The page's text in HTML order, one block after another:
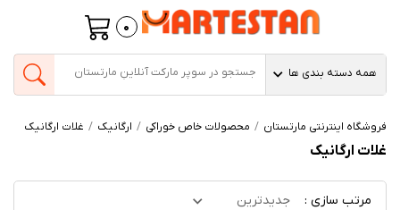
0
همه دسته بندی ها
فروشگاه اینترنتی مارتستان محصولات خاص خوراکی ارگانیک غلات ارگانیک
غلات ارگانیک
مرتب سازی :
جدیدترین